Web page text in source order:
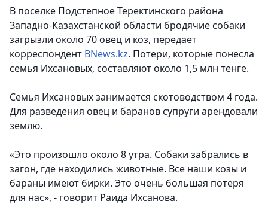
В поселке Подстепное Теректинского района
Западно-Казахстанской области бродячие собаки
загрызли около 70 овец и коз, передает
корреспондент BNews.kz. Потери, которые понесла
семья Ихсановых, составляют около 1,5 млн тенге.
Семья Ихсановых занимается скотоводством 4 года.
Для разведения овец и баранов супруги арендовали
землю.
«Это произошло около 8 утра. Собаки забрались в
загон, где находились животные. Все наши козы и
бараны имеют бирки. Это очень большая потеря
для нас», - говорит Раида Ихсанова.